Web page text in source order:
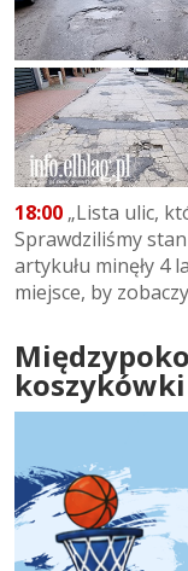
18:00 „Lista ulic,
Sprawdziliśmy
artykułu minęły 4
miejsce, by